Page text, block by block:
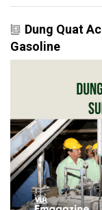
Dung Quat
Gasoline